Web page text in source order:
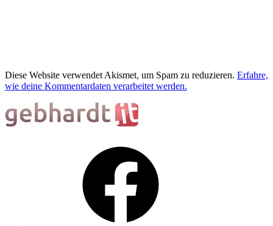
Diese Website verwendet Akismet, um Spam zu reduzieren. Erfahre,
wie deine Kommentardaten verarbeitet werden.